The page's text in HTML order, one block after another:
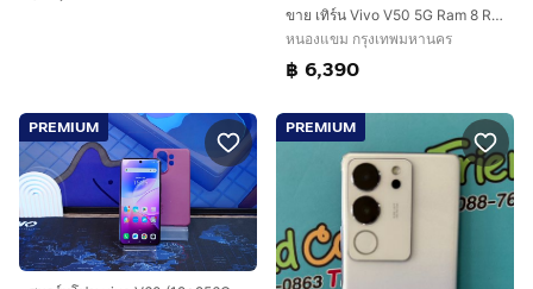
ขาย เทิร์น Vivo V50 5G Ram 8 Rom 256 ศูนย์ไทย สภาพสวย มีตัวเครื่อง และเคส ไม่มีอุปกรณ์อื่น ประกันยาว เพียง 6,390 บาท ครับ
หนองแขม กรุงเทพมหานคร
฿ 6,390
PREMIUM PREMIUM